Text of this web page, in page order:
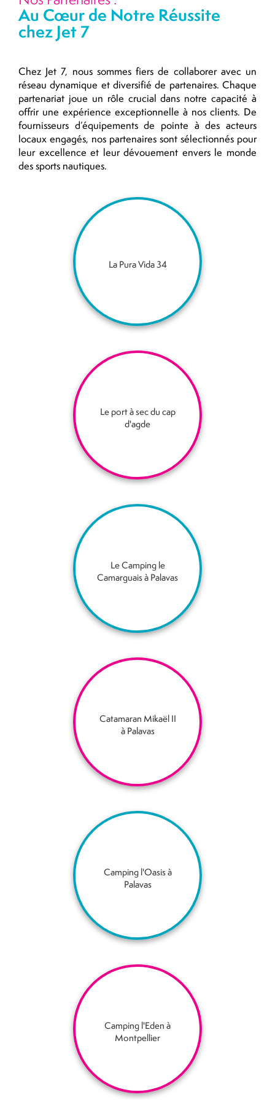
Au Cœur de Notre Réussite
chez Jet 7
Chez Jet 7, nous sommes fiers de collaborer avec un
réseau dynamique et diversifié de partenaires. Chaque
partenariat joue un rôle crucial dans notre capacité à
offrir une expérience exceptionnelle à nos clients. De
fournisseurs d’équipements de pointe à des acteurs
locaux engagés, nos partenaires sont sélectionnés pour
leur excellence et leur dévouement envers le monde
des sports nautiques.
La Pura Vida 34
Le port à sec du cap
d'agde
Le Camping le
Camarguais à Palavas
Catamaran Mikaël II
à Palavas
Camping l'Oasis à
Palavas
Camping l'Eden à
Montpellier